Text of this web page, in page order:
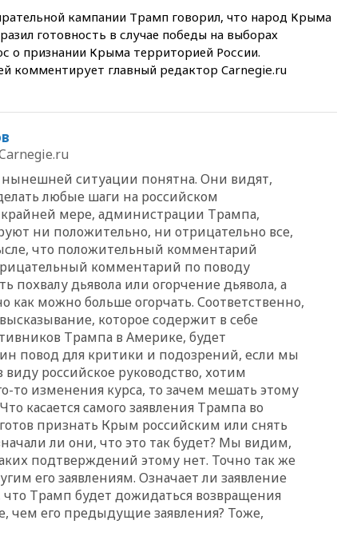
вооружений США достигли
крайне низкого уровня
13:16«Родина» просит
Верховный суд снять «Яблоко»
с выборов
Суд обязал москвичку
выселить из квартиры
крокодила, лису и других
животных
12:51 Россия планирует
запустить групповые
безвизовые турпоездки для
Вьетнама
12:36 Экспорт растворимого
кофе из России достиг
рекордных показателей
12:30 Российские войска
взяли под контроль село
Анискино в Харьковской
области
12:15 Минцифры РФ не
планирует вводить
ограничения на доступ детей
в соцсети
11:58 Резаи: Иран не допустит
открытия второго маршрута в
кампании Трамп говорил, что народ Крыма
готовность в случае победы на выборах
о признании Крыма территорией России.
комментирует главный редактор Carnegie.ru
нынешней ситуации понятна. Они видят,
любые шаги на российском
мере, администрации Трампа,
ни положительно, ни отрицательно все,
что положительный комментарий
комментарий по поводу
похвалу дьявола или огорчение дьявола, а
как можно больше огорчать. Соответственно,
которое содержит в себе
Трампа в Америке, будет
повод для критики и подозрений, если мы
российское руководство, хотим
то изменения курса, то зачем мешать этому
касается самого заявления Трампа во
признать Крым российским или снять
ли они, что это так будет? Мы видим,
подтверждений этому нет. Точно так же
его заявлениям. Означает ли заявление
что Трамп будет дожидаться возвращения
чем его предыдущие заявления? Тоже,